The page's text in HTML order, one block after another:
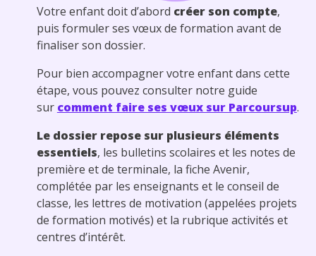
Votre enfant doit d’abord créer son compte,
puis formuler ses vœux de formation avant de
finaliser son dossier.
Pour bien accompagner votre enfant dans cette
étape, vous pouvez consulter notre guide
sur comment faire ses vœux sur Parcoursup.
Le dossier repose sur plusieurs éléments
essentiels, les bulletins scolaires et les notes de
première et de terminale, la fiche Avenir,
complétée par les enseignants et le conseil de
classe, les lettres de motivation (appelées projets
de formation motivés) et la rubrique activités et
centres d’intérêt.